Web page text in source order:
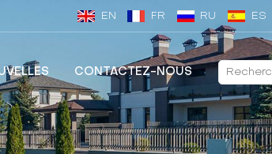
EN FR RU ES
CONTACTEZ-NOUS